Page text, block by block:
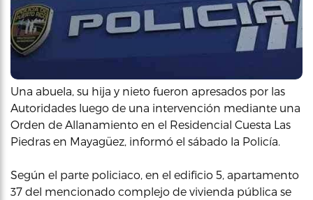
Una abuela, su hija y nieto fueron apresados por las
Autoridades luego de una intervención mediante una
Orden de Allanamiento en el Residencial Cuesta Las
Piedras en Mayagüez, informó el sábado la Policía.
Según el parte policiaco, en el edificio 5, apartamento
37 del mencionado complejo de vivienda pública se